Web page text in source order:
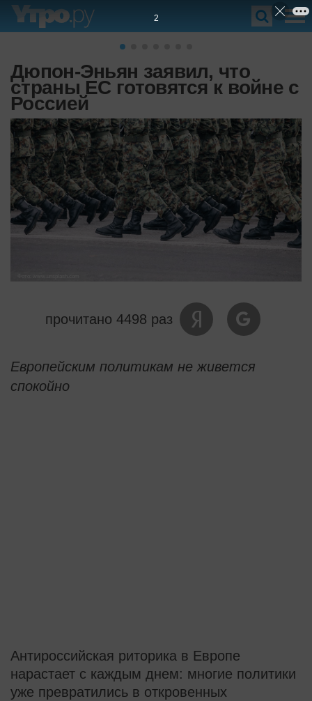
Дюпон-Эньян заявил, что
страны ЕС готовятся к войне с
Россией
прочитано 4498 раз
Европейским политикам не живется
спокойно
Антироссийская риторика в Европе
нарастает с каждым днем: многие политики
уже превратились в откровенных
1